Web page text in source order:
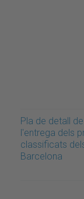
Pla de detall
l'entrega dels
classificats
Barcelona